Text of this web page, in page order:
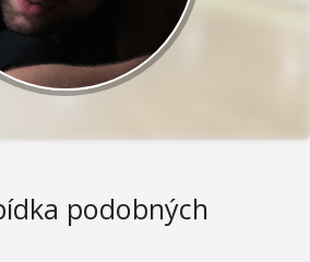
podobných